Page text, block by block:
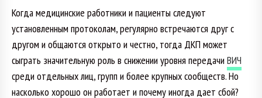
Когда медицинские работники и пациенты следуют
установленным протоколам, регулярно встречаются друг с
другом и общаются открыто и честно, тогда ДКП может
сыграть значительную роль в снижении уровня передачи ВИЧ
среди отдельных лиц, групп и более крупных сообществ. Но
насколько хорошо он работает и почему иногда дает сбой?